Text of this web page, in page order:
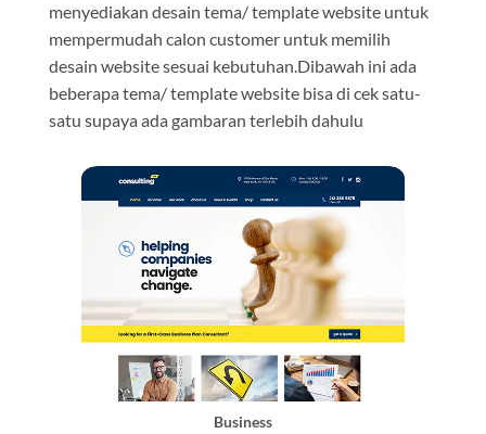
menyediakan desain tema/ template website untuk
mempermudah calon customer untuk memilih
desain website sesuai kebutuhan.Dibawah ini ada
beberapa tema/ template website bisa di cek satu-
satu supaya ada gambaran terlebih dahulu
Business